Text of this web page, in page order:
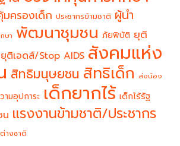
ครองเด็ก ประชากรข้ามชาติ ผู้นำ
ษา พัฒนาชุมชน ภัยพิบัติ ยุติ
ยุติเอดส์/Stop AIDS สังคมแห่ง
สิทธิมนุษยชน สิทธิเด็ก ส่งน้อง
ามอุปการะ เด็กยากไร้ เด็กไร้รัฐ
น แรงงานข้ามชาติ/ประชากร
างชาติ